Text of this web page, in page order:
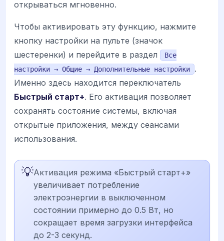
открываться мгновенно.
Чтобы активировать эту функцию, нажмите
кнопку настройки на пульте (значок
шестеренки) и перейдите в раздел
Все
настройки → Общие → Дополнительные настройки
.
Именно здесь находится переключатель
Быстрый старт+. Его активация позволяет
сохранять состояние системы, включая
открытые приложения, между сеансами
использования.
💡Активация режима «Быстрый старт+»
увеличивает потребление
электроэнергии в выключенном
состоянии примерно до 0.5 Вт, но
сокращает время загрузки интерфейса
до 2-3 секунд.